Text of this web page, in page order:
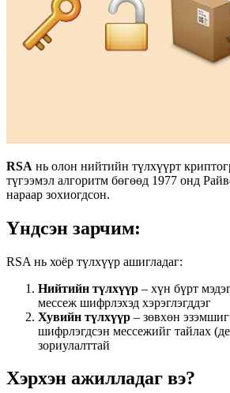
RSA нь олон нийтийн түлхүүрт
түгээмэл алгоритм бөгөөд 1977 онд
нараар зохиогдсон.
Үндсэн зарчим:
RSA нь хоёр түлхүүр ашигладаг:
Нийтийн түлхүүр – хүн бүрт
мессеж шифрлэхэд хэрэглэгддэг
Хувийн түлхүүр – зөвхөн
шифрлэгдсэн мессежийг тайлах
зориулалттай
Хэрхэн ажилладаг вэ?